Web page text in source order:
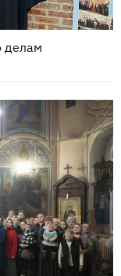
делам